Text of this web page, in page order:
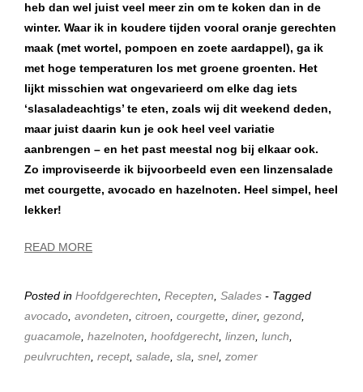
heb dan wel juist veel meer zin om te koken dan in de
winter. Waar ik in koudere tijden vooral oranje gerechten
maak (met wortel, pompoen en zoete aardappel), ga ik
met hoge temperaturen los met groene groenten. Het
lijkt misschien wat ongevarieerd om elke dag iets
‘slasaladeachtigs’ te eten, zoals wij dit weekend deden,
maar juist daarin kun je ook heel veel variatie
aanbrengen – en het past meestal nog bij elkaar ook.
Zo improviseerde ik bijvoorbeeld even een linzensalade
met courgette, avocado en hazelnoten. Heel simpel, heel
lekker!
READ MORE
Posted in Hoofdgerechten, Recepten, Salades - Tagged
avocado, avondeten, citroen, courgette, diner, gezond,
guacamole, hazelnoten, hoofdgerecht, linzen, lunch,
peulvruchten, recept, salade, sla, snel, zomer